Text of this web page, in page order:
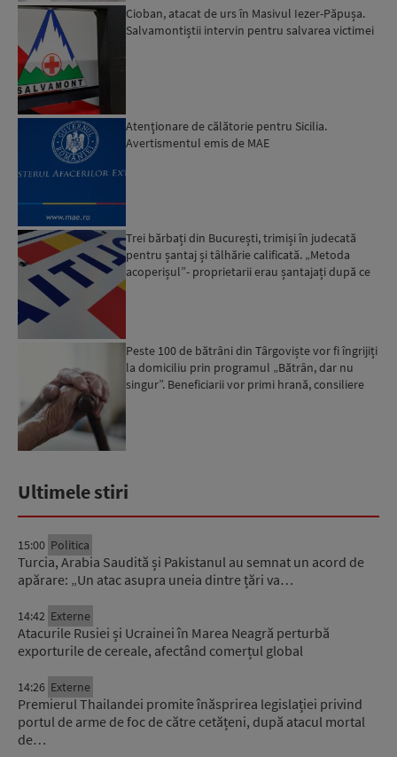
Cioban, atacat de urs în Masivul Iezer-Păpușa.
Salvamontiștii intervin pentru salvarea victimei
Atenţionare de călătorie pentru Sicilia.
Avertismentul emis de MAE
Trei bărbați din București, trimiși în judecată
pentru șantaj și tâlhărie calificată. „Metoda
acoperișul”- proprietarii erau șantajați după ce
Peste 100 de bătrâni din Târgoviște vor fi îngrijiți
la domiciliu prin programul „Bătrân, dar nu
singur”. Beneficiarii vor primi hrană, consiliere
Ultimele stiri
15:00 Politica
Turcia, Arabia Saudită și Pakistanul au semnat un acord de
apărare: „Un atac asupra uneia dintre țări va…
14:42 Externe
Atacurile Rusiei și Ucrainei în Marea Neagră perturbă
exporturile de cereale, afectând comerțul global
14:26 Externe
Premierul Thailandei promite înăsprirea legislației privind
portul de arme de foc de către cetățeni, după atacul mortal
de…